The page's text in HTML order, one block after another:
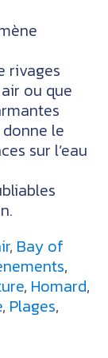
rivages
ou que
le
sur l’eau
, Bay of
,
, Homard,
, Plages,